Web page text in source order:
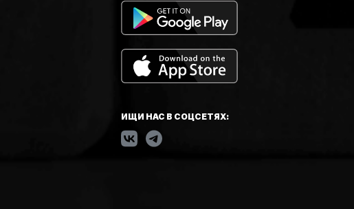
ИЩИ НАС В СОЦСЕТЯХ: